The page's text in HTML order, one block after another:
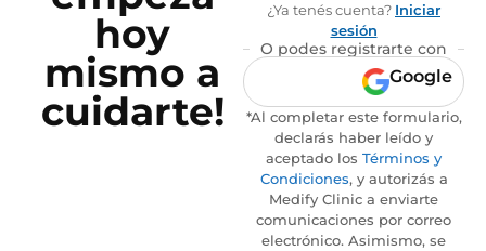
hoy
mismo a
cuidarte!
¿Ya tenés cuenta? Iniciar
sesión
O podes registrarte con
Google
*Al completar este formulario,
declarás haber leído y
aceptado los Términos y
Condiciones, y autorizás a
Medify Clinic a enviarte
comunicaciones por correo
electrónico. Asimismo, se